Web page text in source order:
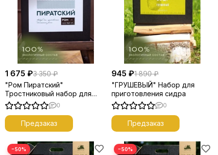
1 675 ₽3 350 ₽
"Ром Пиратский"
Тростниковый набор для
рома
0
Предзаказ
945 ₽1 890 ₽
"ГРУШЕВЫЙ" Набор для
приготовления сидра
0
Предзаказ
−50% −50%